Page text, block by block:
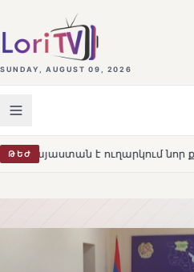
SUNDAY, AUGUST 09, 2026
ԹԵԺնոր քաղաքացիական